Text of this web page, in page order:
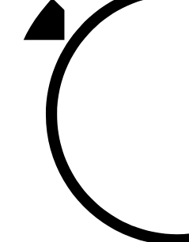
Базарлы матак
107,1 FM
Балык бистәсе
104,9 FM
Баулы
107,5 FM
Биләр